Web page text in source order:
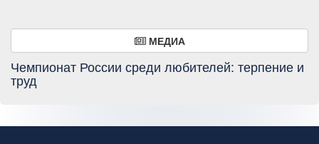
МЕДИА
Чемпионат России среди любителей: терпение и
труд